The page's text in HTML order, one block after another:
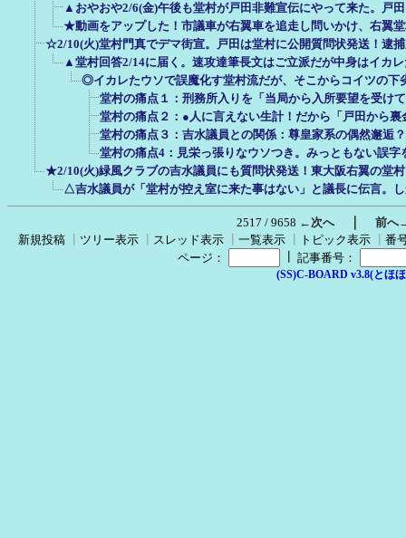
▲おやおや2/6(金)午後も堂村が戸田非難宣伝にやって来た。戸
★動画をアップした！市議車が右翼車を追走し問いかけ、右翼
☆2/10(火)堂村門真でデマ街宣。戸田は堂村に公開質問状発送！逮
▲堂村回答2/14に届く。速攻達筆長文はご立派だが中身はイカ
◎イカレたウソで誤魔化す堂村流だが、そこからコイツの下
堂村の痛点１：刑務所入りを「当局から入所要望を受け
堂村の痛点２：●人に言えない生計！だから「戸田から
堂村の痛点３：吉水議員との関係：尊皇家系の偶然邂逅
堂村の痛点4：見栄っ張りなウソつき。みっともない誤
★2/10(火)緑風クラブの吉水議員にも質問状発送！東大阪右翼の堂
△吉水議員が「堂村が控え室に来た事はない」と議長に伝言。
2517 / 9658 ←次へ｜ 前へ
新規投稿
ツリー表示 スレッド表示 一覧表示 トピック表示
番
ページ：
記事番号：
(SS)C-BOARD v3.8(とほ